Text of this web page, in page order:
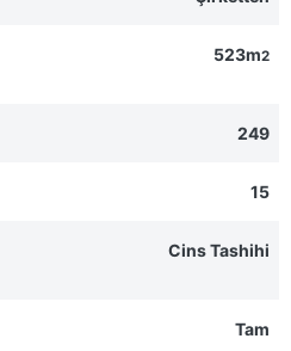
523m2
249
15
Cins Tashihi
Tam